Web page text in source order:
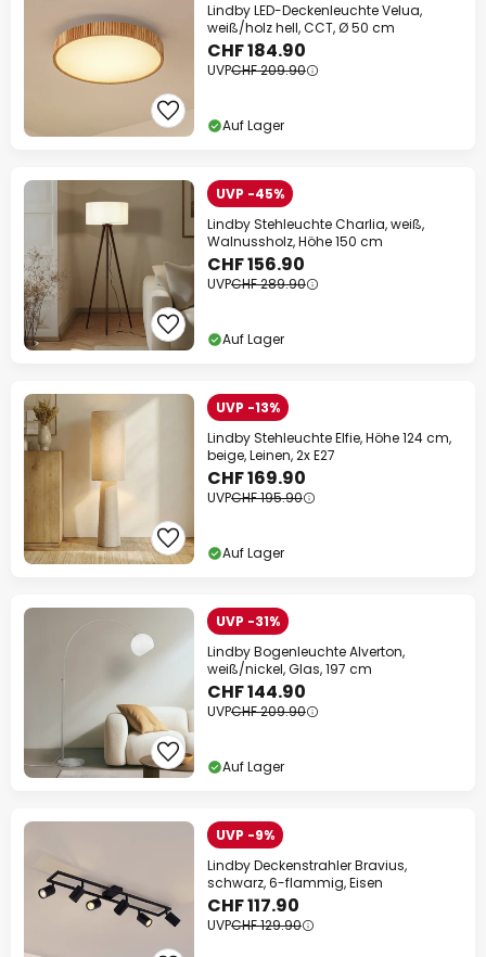
Lindby LED-Deckenleuchte Velua,
weiß/holz hell, CCT, Ø 50 cm
CHF 184.90
UVPCHF 209.90
Auf Lager
UVP -45%
Lindby Stehleuchte Charlia, weiß,
Walnussholz, Höhe 150 cm
CHF 156.90
UVPCHF 289.90
Auf Lager
UVP -13%
Lindby Stehleuchte Elfie, Höhe 124 cm,
beige, Leinen, 2x E27
CHF 169.90
UVPCHF 195.90
Auf Lager
UVP -31%
Lindby Bogenleuchte Alverton,
weiß/nickel, Glas, 197 cm
CHF 144.90
UVPCHF 209.90
Auf Lager
UVP -9%
Lindby Deckenstrahler Bravius,
schwarz, 6-flammig, Eisen
CHF 117.90
UVPCHF 129.90